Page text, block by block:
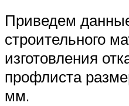
Приведем
строительного
изготовления
профлиста
мм.